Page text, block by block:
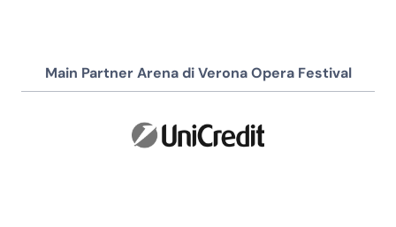
Main Partner Arena di Verona Opera Festival